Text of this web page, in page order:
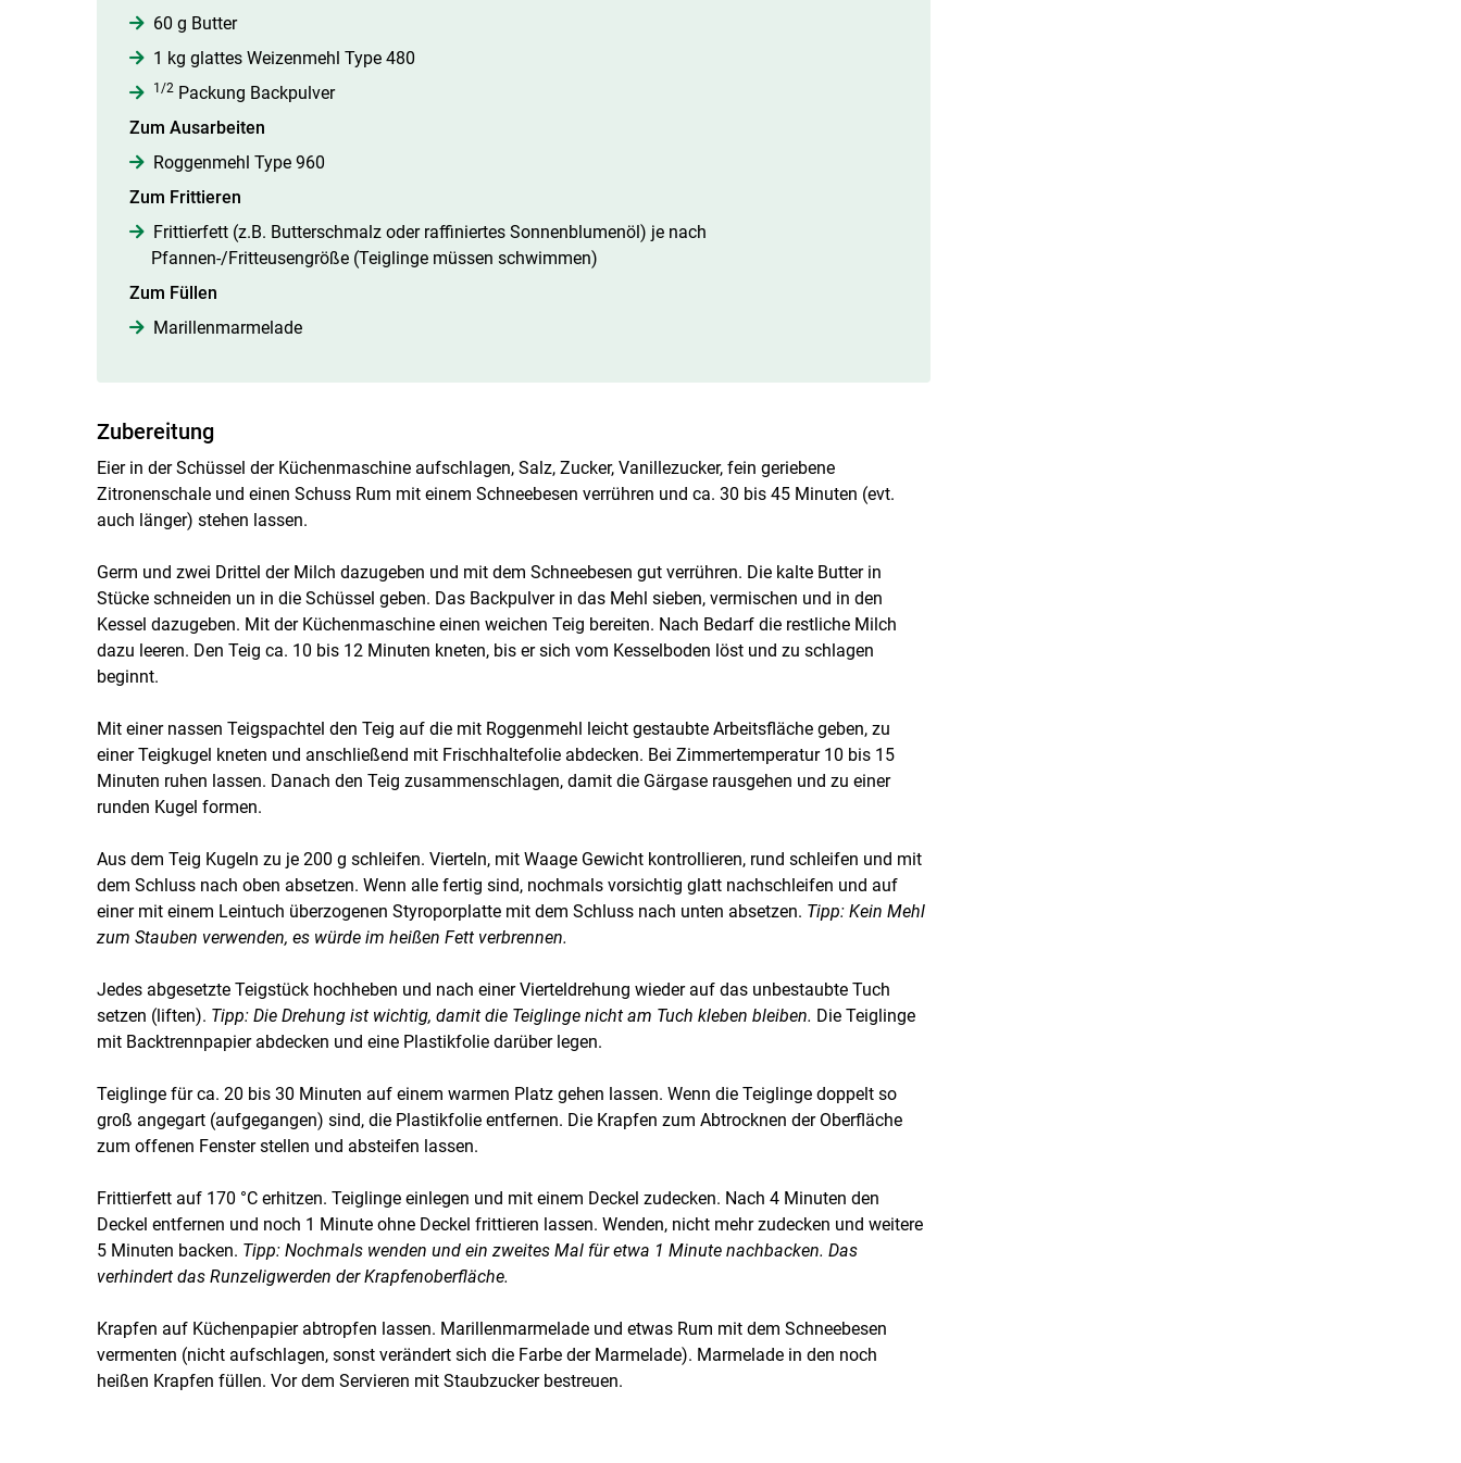
60 g Butter
1 kg glattes Weizenmehl Type 480
1/2Packung Backpulver
Zum Ausarbeiten
Roggenmehl Type 960
Zum Frittieren
Frittierfett (z.B. Butterschmalz oder raffiniertes Sonnenblumenöl) je nach
Pfannen-/Fritteusengröße (Teiglinge müssen schwimmen)
Zum Füllen
Marillenmarmelade
Zubereitung
Eier in der Schüssel der Küchenmaschine aufschlagen, Salz, Zucker, Vanillezucker, fein geriebene
Zitronenschale und einen Schuss Rum mit einem Schneebesen verrühren und ca. 30 bis 45 Minuten (evt.
auch länger) stehen lassen.
Germ und zwei Drittel der Milch dazugeben und mit dem Schneebesen gut verrühren. Die kalte Butter in
Stücke schneiden un in die Schüssel geben. Das Backpulver in das Mehl sieben, vermischen und in den
Kessel dazugeben. Mit der Küchenmaschine einen weichen Teig bereiten. Nach Bedarf die restliche Milch
dazu leeren. Den Teig ca. 10 bis 12 Minuten kneten, bis er sich vom Kesselboden löst und zu schlagen
beginnt.
Mit einer nassen Teigspachtel den Teig auf die mit Roggenmehl leicht gestaubte Arbeitsfläche geben, zu
einer Teigkugel kneten und anschließend mit Frischhaltefolie abdecken. Bei Zimmertemperatur 10 bis 15
Minuten ruhen lassen. Danach den Teig zusammenschlagen, damit die Gärgase rausgehen und zu einer
runden Kugel formen.
Aus dem Teig Kugeln zu je 200 g schleifen. Vierteln, mit Waage Gewicht kontrollieren, rund schleifen und mit
dem Schluss nach oben absetzen. Wenn alle fertig sind, nochmals vorsichtig glatt nachschleifen und auf
einer mit einem Leintuch überzogenen Styroporplatte mit dem Schluss nach unten absetzen. Tipp: Kein Mehl
zum Stauben verwenden, es würde im heißen Fett verbrennen.
Jedes abgesetzte Teigstück hochheben und nach einer Vierteldrehung wieder auf das unbestaubte Tuch
setzen (liften). Tipp: Die Drehung ist wichtig, damit die Teiglinge nicht am Tuch kleben bleiben. Die Teiglinge
mit Backtrennpapier abdecken und eine Plastikfolie darüber legen.
Teiglinge für ca. 20 bis 30 Minuten auf einem warmen Platz gehen lassen. Wenn die Teiglinge doppelt so
groß angegart (aufgegangen) sind, die Plastikfolie entfernen. Die Krapfen zum Abtrocknen der Oberfläche
zum offenen Fenster stellen und absteifen lassen.
Frittierfett auf 170 °C erhitzen. Teiglinge einlegen und mit einem Deckel zudecken. Nach 4 Minuten den
Deckel entfernen und noch 1 Minute ohne Deckel frittieren lassen. Wenden, nicht mehr zudecken und weitere
5 Minuten backen. Tipp: Nochmals wenden und ein zweites Mal für etwa 1 Minute nachbacken. Das
verhindert das Runzeligwerden der Krapfenoberfläche.
Krapfen auf Küchenpapier abtropfen lassen. Marillenmarmelade und etwas Rum mit dem Schneebesen
vermenten (nicht aufschlagen, sonst verändert sich die Farbe der Marmelade). Marmelade in den noch
heißen Krapfen füllen. Vor dem Servieren mit Staubzucker bestreuen.